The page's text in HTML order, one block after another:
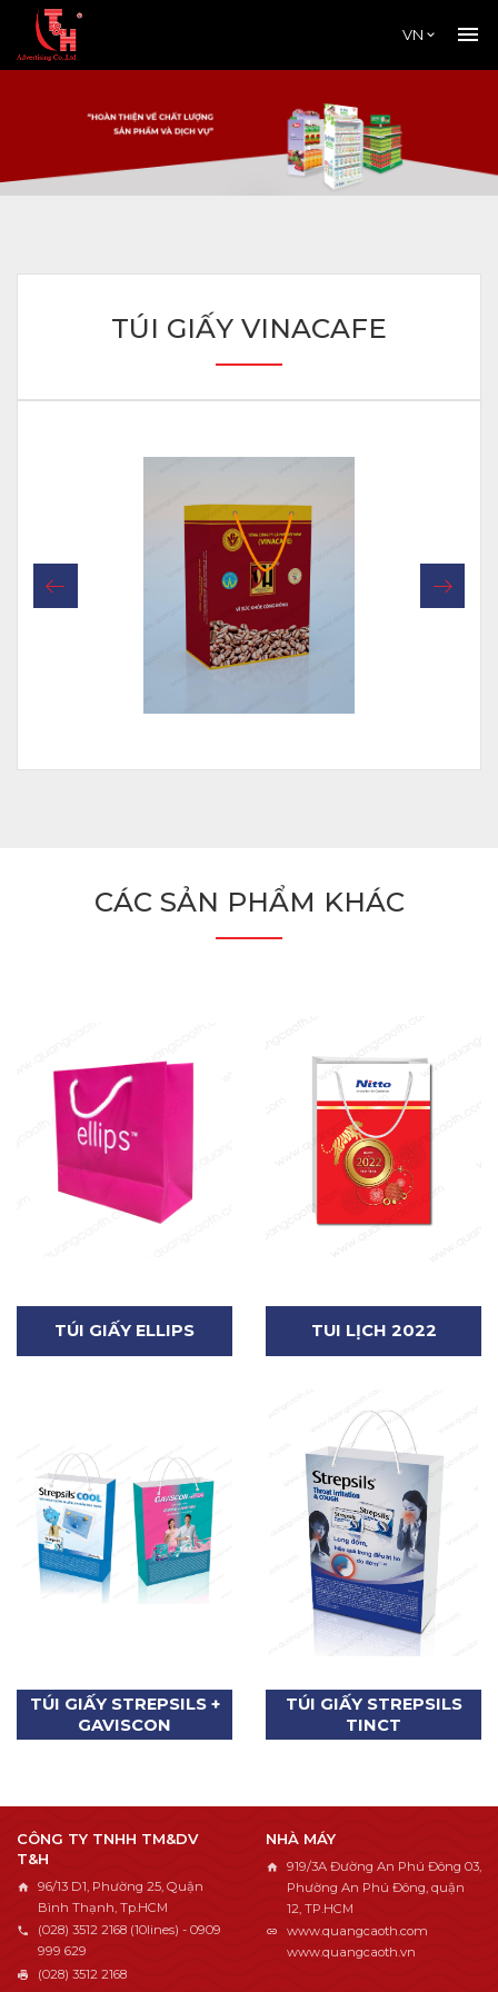
VN
TÚI GIẤY VINACAFE
CÁC SẢN PHẨM KHÁC
TÚI GIẤY ELLIPS TUI LỊCH 2022
TÚI GIẤY STREPSILS +
GAVISCON
TÚI GIẤY STREPSILS
TINCT
CÔNG TY TNHH TM&DV
T&H
96/13 D1, Phường 25, Quận
Bình Thạnh, Tp.HCM
(028) 3512 2168 (10lines) - 0909
999 629
(028) 3512 2168
NHÀ MÁY
919/3A Đường An Phú Đông 03,
Phường An Phú Đông, quận
12, TP.HCM
www.quangcaoth.com
www.quangcaoth.vn